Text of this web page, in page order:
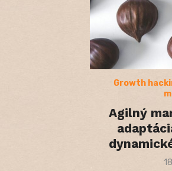
Growth
Agilný